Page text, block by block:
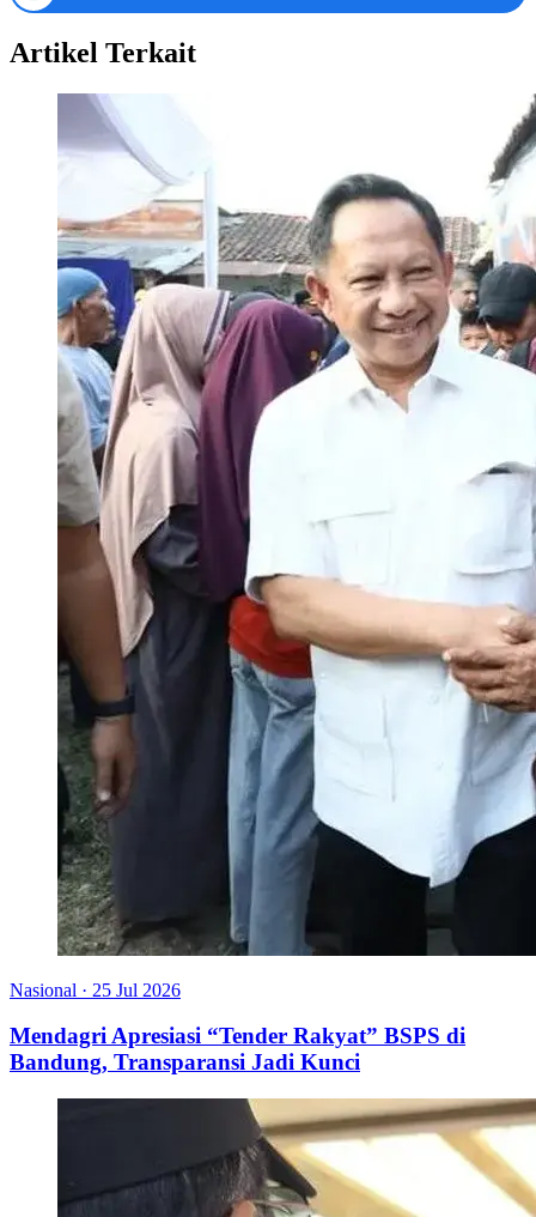
Artikel Terkait
Nasional · 25 Jul 2026
Mendagri Apresiasi “Tender Rakyat” BSPS di
Bandung, Transparansi Jadi Kunci